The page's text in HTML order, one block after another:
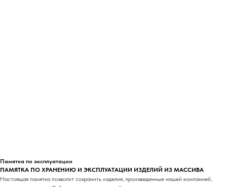
Памятка по эксплуатации
ПАМЯТКА ПО ХРАНЕНИЮ И ЭКСПЛУАТАЦИИ ИЗДЕЛИЙ ИЗ МАССИВА
Настоящая памятка позволит сохранить изделия, произведенные нашей компанией,